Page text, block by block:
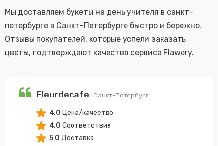
Мы доставляем букеты на день учителя в санкт-
петербурге в Санкт-Петербурге быстро и бережно.
Отзывы покупателей, которые успели заказать
цветы, подтверждают качество сервиса Flawery.
Fleurdecafe | Санкт-Петербург
4.0 Цена/качество
4.0 Соответствие
5.0 Доставка